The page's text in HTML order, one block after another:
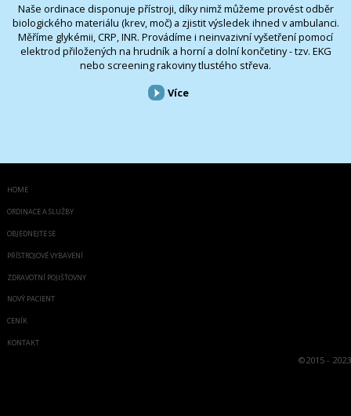
Naše ordinace disponuje přístroji, díky nimž můžeme provést odběr
biologického materiálu (krev, moč) a zjistit výsledek ihned v ambulanci.
Měříme glykémii, CRP, INR. Provádíme i neinvazivní vyšetření pomocí
elektrod přiložených na hrudník a horní a dolní končetiny - tzv. EKG
nebo screening rakoviny tlustého střeva.
Více
HOME
ORDINACE A SLUŽBY
OBJEDNEJTE SE
PŘÍSTROJOVÉ VYBAVENÍ
ZDRAVOTNÍ POJIŠŤOVNY
NOVÝ PACIENT
CENÍK
KONTAKT
©2015 - 2023